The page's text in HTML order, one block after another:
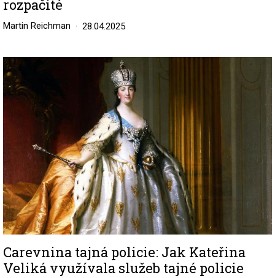
rozpačité
Martin Reichman 28.04.2025
Image
Carevnina tajná policie: Jak Kateřina
Veliká využívala služeb tajné policie